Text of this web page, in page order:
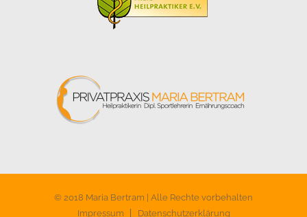
© 2018 Maria Bertram | Alle Rechte vorbehalten
Impressum
Datenschutzerklärung